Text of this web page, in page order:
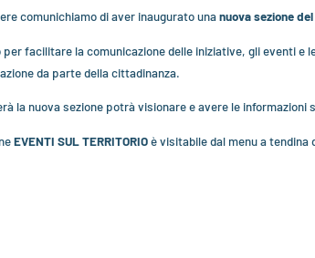
comunichiamo di aver inaugurato unanuova sezione
per facilitare la comunicazione delle iniziative, gli eventi
da parte della cittadinanza.
la nuova sezione potrà visionare e avere le
EVENTI SUL TERRITORIOè visitabile dal menu a